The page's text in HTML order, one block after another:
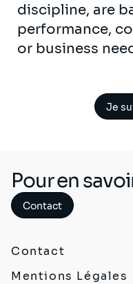
discipline, are
performance,
or business
Je
Pour en
Contact
Contact
Mentions Légales